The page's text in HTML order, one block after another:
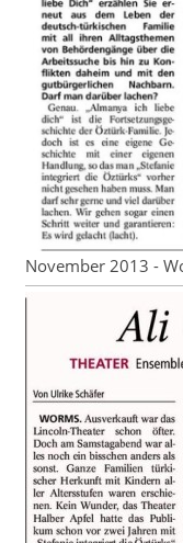
November 2013 -